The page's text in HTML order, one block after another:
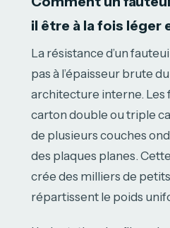
il être à la fois léger
La résistance d’un
pas à l’épaisseur brute
architecture interne. Les
carton double ou triple
de plusieurs couches
des plaques planes.
crée des milliers de
répartissent le poids